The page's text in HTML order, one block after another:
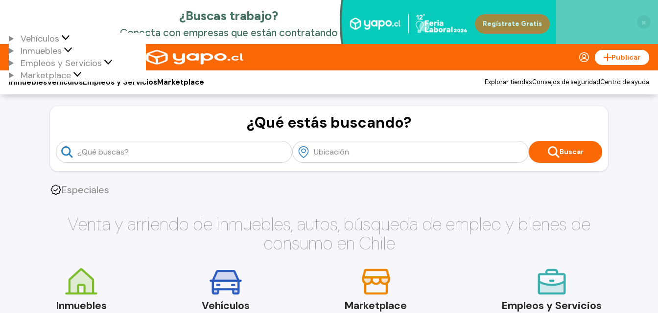
×
Vehículos
Inmuebles
Empleos y Servicios
Marketplace
Publicar
Vehículos
Inmuebles Empleos y ServiciosMarketplace Explorar tiendasConsejos de seguridadCentro de ayuda
¿Qué estás buscando?
Buscar
Especiales
Venta y arriendo de inmuebles, autos, búsqueda de empleo y bienes de
consumo en Chile
Inmuebles Vehículos Marketplace Empleos y Servicios